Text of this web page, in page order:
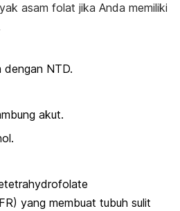
asam folat jika Anda memiliki
dengan NTD.
akut.
yang membuat tubuh sulit